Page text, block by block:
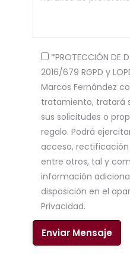
*PROTECCIÓN DE
2016/679 RGPD y
Marcos Fernández
tratamiento, tratará
sus solicitudes o
regalo. Podrá
acceso,
entre otros, tal y
información
disposición en el
Privacidad.